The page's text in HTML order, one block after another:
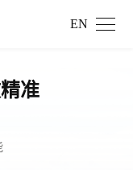
EN
准